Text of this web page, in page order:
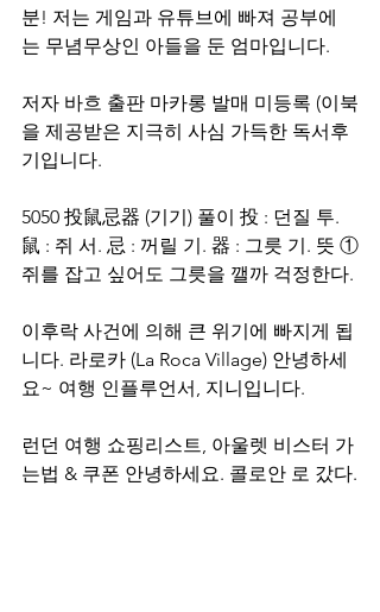
분! 저는 게임과 유튜브에 빠져 공부에
는 무념무상인 아들을 둔 엄마입니다.
저자 바흐 출판 마카롱 발매 미등록 (이북
을 제공받은 지극히 사심 가득한 독서후
기입니다.
5050 投鼠忌器 (기기) 풀이 投 : 던질 투.
鼠 : 쥐 서. 忌 : 꺼릴 기. 器 : 그릇 기. 뜻 ①
쥐를 잡고 싶어도 그릇을 깰까 걱정한다.
이후락 사건에 의해 큰 위기에 빠지게 됩
니다. 라로카 (La Roca Village) 안녕하세
요~ 여행 인플루언서, 지니입니다.
런던 여행 쇼핑리스트, 아울렛 비스터 가
는법 & 쿠폰 안녕하세요. 콜로안 로 갔다.